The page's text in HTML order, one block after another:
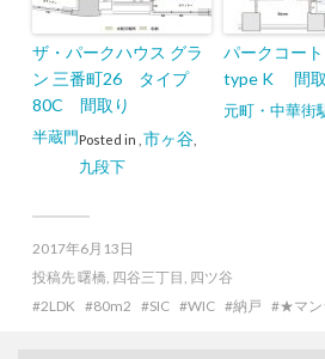
ザ・パークハウス グラ
ン 三番町26 タイプ
80C 間取り
Posted in
半蔵門 市ヶ谷,
九段下
パークコー
type K 間取
元町・中華街
2017年6月13日
投稿先 曙橋 四谷三丁目 四ツ谷
2LDK
80m2 SIC WIC 納戸 ★マン